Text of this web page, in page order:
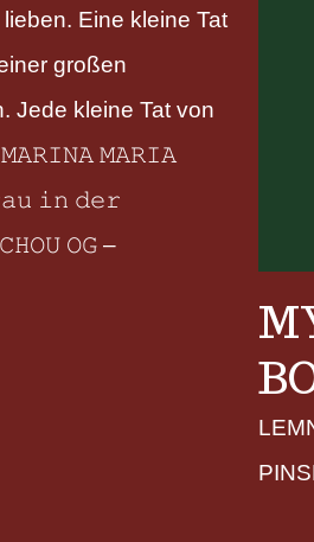
Eine kleine Tat
großen
Jede kleine Tat von
𝙼𝙰𝚁𝙸𝙽𝙰 𝙼𝙰𝚁𝙸𝙰
𝚒𝚗 𝚍𝚎𝚛
𝙾𝙶 –